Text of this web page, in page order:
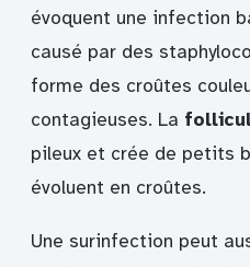
évoquent une infection
causé par des
forme des croûtes
contagieuses. La
pileux et crée de petits
évoluent en croûtes.
Une surinfection peut